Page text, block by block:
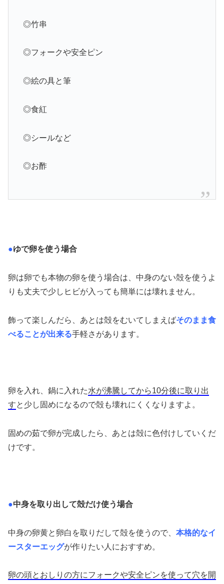
◎竹串
◎フォークや安全ピン
◎絵の具と筆
◎食紅
◎シールなど
◎お酢
●ゆで卵を使う場合
卵は卵でも本物の卵を使う場合は、中身のない殻を使うよ
りも丈夫で少しヒビが入っても簡単には壊れません。
飾って楽しんだら、あとは殻をむいてしまえばそのまま食
べることが出来る手軽さがあります。
卵を入れ、鍋に入れた水が沸騰してから10分後に取り出
すと少し固めになるので殻も壊れにくくなりますよ。
固めの茹で卵が完成したら、あとは殻に色付けしていくだ
けです。
●中身を取り出して殻だけ使う場合
中身の卵黄と卵白を取りだして殻を使うので、 本格的なイ
ースターエッグが作りたい人におすすめ。
卵の頭とおしりの方にフォークや安全ピンを使って穴を開